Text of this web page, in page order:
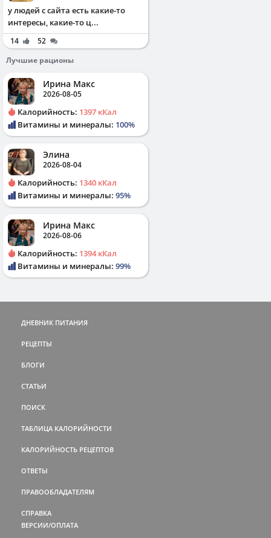
у людей с сайта есть какие-то
интересы, какие-то ц...
14
52
Лучшие рационы
Ирина Макс
2026-08-05
Калорийность: 1397 кКал
Витамины и минералы: 100%
Элина
2026-08-04
Калорийность: 1340 кКал
Витамины и минералы: 95%
Ирина Макс
2026-08-06
Калорийность: 1394 кКал
Витамины и минералы: 99%
ДНЕВНИК ПИТАНИЯ
РЕЦЕПТЫ
БЛОГИ
СТАТЬИ
ПОИСК
ТАБЛИЦА КАЛОРИЙНОСТИ
КАЛОРИЙНОСТЬ РЕЦЕПТОВ
ОТВЕТЫ
ПРАВООБЛАДАТЕЛЯМ
СПРАВКА
ВЕРСИИ/ОПЛАТА